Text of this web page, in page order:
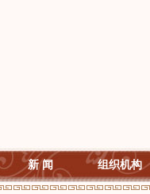
新 闻 组织机构